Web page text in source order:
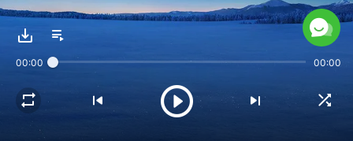
并不是带领地上的众百姓
00:00 00:00